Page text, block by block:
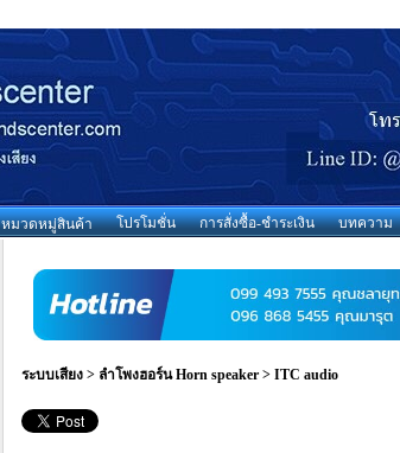
หมวดหมู่สินค้า โปรโมชั่น การสั่งซื้อ-ชำระเงิน บทความ
ระบบเสียง > ลำโพงฮอร์น Horn speaker >ITC audio